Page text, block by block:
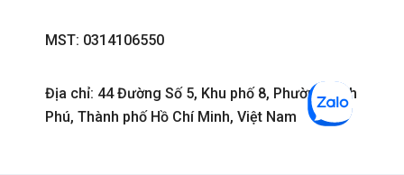
MST: 0314106550
Địa chỉ: 44 Đường Số 5, Khu phố 8, Phường Bình
Phú, Thành phố Hồ Chí Minh, Việt Nam